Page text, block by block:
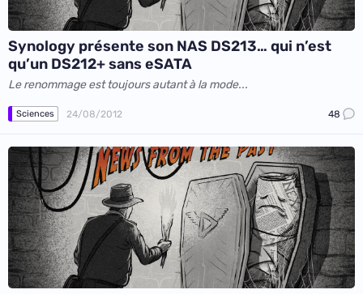
Synology présente son NAS DS213… qui n’est
qu’un DS212+ sans eSATA
Le renommage est toujours autant à la mode...
Sciences 24/08/2012 48